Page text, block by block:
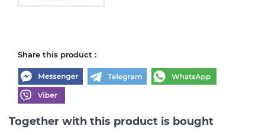
Share this product :
Together with this product is bought